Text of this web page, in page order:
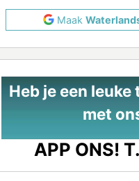
Maak
Heb je een
met
APP ONS! T.